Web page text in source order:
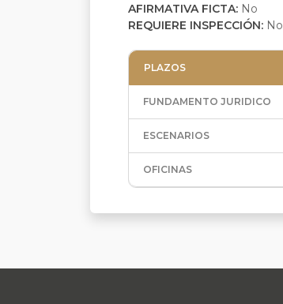
AFIRMATIVA FICTA: No
REQUIERE INSPECCIÓN: No
PLAZOS
FUNDAMENTO JURIDICO
ESCENARIOS
OFICINAS